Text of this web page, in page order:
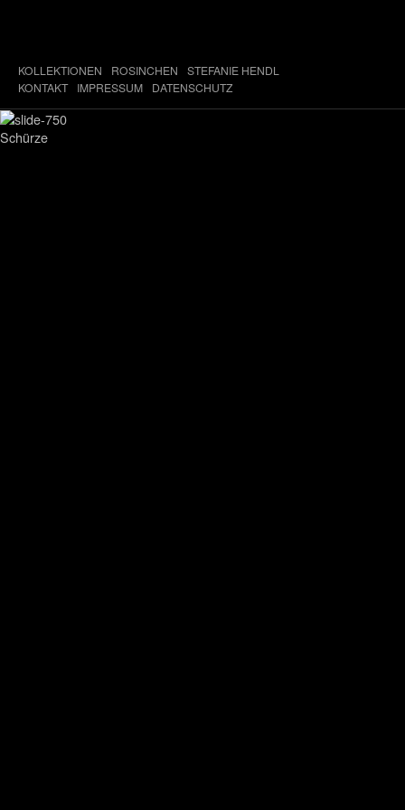
KOLLEKTIONEN ROSINCHEN
STEFANIE HENDL
KONTAKT
IMPRESSUM DATENSCHUTZ
Schürze